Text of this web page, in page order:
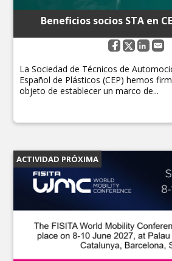
Beneficios socios STA en
La Sociedad de Técnicos de
Español de Plásticos (CEP) hemos
objeto de establecer un marco de...
ACTIVIDAD PRÓXIMA